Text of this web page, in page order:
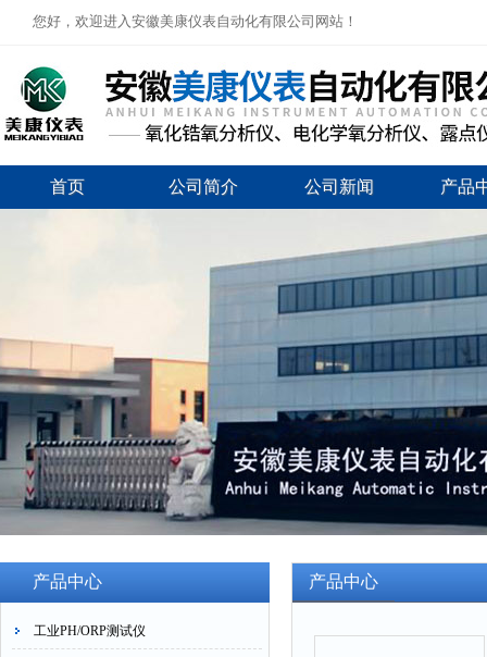
您好，欢迎进入安徽美康仪表自动化有限公司网站！
首页 公司简介 公司新闻 产品
产品中心
工业PH/ORP测试仪
产品中心